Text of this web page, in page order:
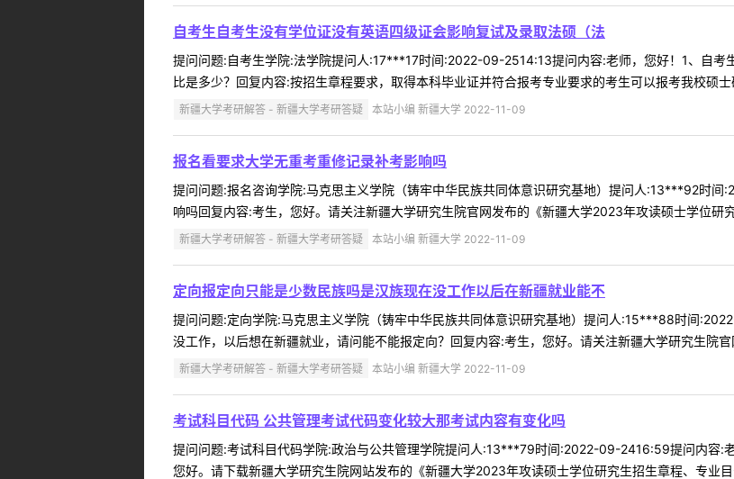
自考生自考生没有学位证没有英语四级证会影响复试及录取法硕（法
提问问题:自考生学院:法学院提问人:17***17时间:2022-09-2514:13提问内容:老师，您好！1、自
比是多少？回复内容:按招生章程要求，取得本科毕业证并符合报考专业要求的考生可以报考我校硕
新疆大学考研解答 - 新疆大学考研答疑 本站小编 新疆大学 2022-11-09
报名看要求大学无重考重修记录补考影响吗
提问问题:报名咨询学院:马克思主义学院（铸牢中华民族共同体意识研究基地）提问人:13***92时
响吗回复内容:考生，您好。请关注新疆大学研究生院官网发布的《新疆大学2023年攻读硕士学位研
新疆大学考研解答 - 新疆大学考研答疑 本站小编 新疆大学 2022-11-09
定向报定向只能是少数民族吗是汉族现在没工作以后在新疆就业能不
提问问题:定向学院:马克思主义学院（铸牢中华民族共同体意识研究基地）提问人:15***88时间
没工作，以后想在新疆就业，请问能不能报定向？回复内容:考生，您好。请关注新疆大学研究生院
新疆大学考研解答 - 新疆大学考研答疑 本站小编 新疆大学 2022-11-09
考试科目代码 公共管理考试代码变化较大那考试内容有变化吗
提问问题:考试科目代码学院:政治与公共管理学院提问人:13***79时间:2022-09-2416:59提问内容:
您好。请下载新疆大学研究生院网站发布的《新疆大学2023年攻读硕士学位研究生招生章程、专业